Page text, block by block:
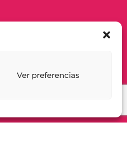
Ver preferencias